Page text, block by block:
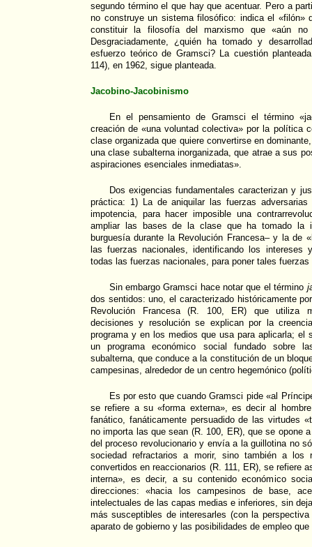
segundo término el que hay que acentuar. Pero a
no construye un sistema filosófico: indica el «filón»
constituir la filosofía del marxismo que «aún no
Desgraciadamente, ¿quién ha tomado y
esfuerzo teórico de Gramsci? La cuestión
114), en 1962, sigue planteada.
Jacobino-Jacobinismo
En el pensamiento de Gramsci el término
creación de «una voluntad colectiva» por la política
clase organizada que quiere convertirse en
una clase subalterna inorganizada, que atrae a sus
aspiraciones esenciales inmediatas».
Dos exigencias fundamentales caracterizan y
práctica: 1) La de aniquilar las fuerzas
impotencia, para hacer imposible una
ampliar las bases de la clase que ha tomado la
burguesía durante la Revolución Francesa– y la de
las fuerzas nacionales, identificando los intereses
todas las fuerzas nacionales, para poner tales
Sin embargo Gramsci hace notar que el término
dos sentidos: uno, el caracterizado históricamente
Revolución Francesa (R. 100, ER) que utiliza
decisiones y resolución se explican por la
programa y en los medios que usa para aplicarla; el
un programa económico social fundado sobre
subalterna, que conduce a la constitución de un
campesinas, alrededor de un centro hegemónico
Es por esto que cuando Gramsci pide «al
se refiere a su «forma externa», es decir al
fanático, fanáticamente persuadido de las virtudes
no importa las que sean (R. 100, ER), que se opone
del proceso revolucionario y envía a la guillotina no
sociedad refractarios a morir, sino también a los
convertidos en reaccionarios (R. 111, ER), se refiere
interna», es decir, a su contenido económico
direcciones: «hacia los campesinos de base,
intelectuales de las capas medias e inferiores, sin
más susceptibles de interesarles (con la
aparato de gobierno y las posibilidades de empleo